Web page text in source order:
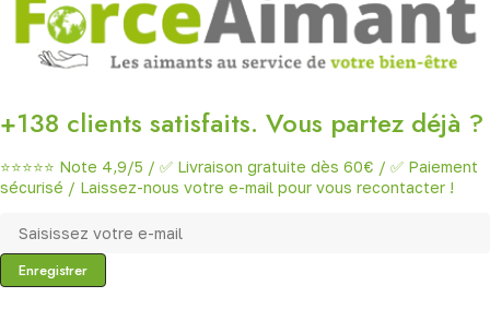
+138 clients satisfaits. Vous partez déjà ?
⭐⭐⭐⭐⭐ Note 4,9/5 / ✅ Livraison gratuite dès 60€ / ✅ Paiement
sécurisé / Laissez-nous votre e-mail pour vous recontacter !
Enregistrer